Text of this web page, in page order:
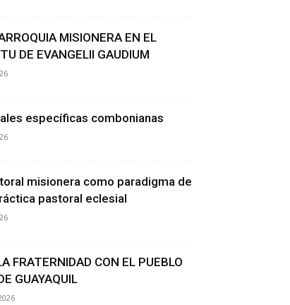
MISIONERA EN EL
DE EVANGELII GAUDIUM
específicas combonianas
misionera como paradigma de
pastoral eclesial
FRATERNIDAD CON EL PUEBLO
GUAYAQUIL